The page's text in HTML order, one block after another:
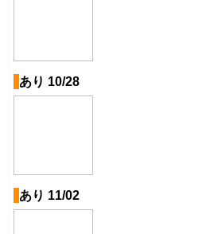
あり 10/28
あり 11/02